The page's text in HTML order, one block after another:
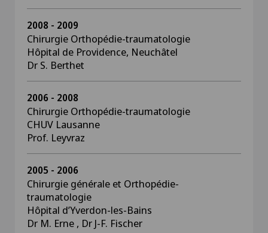
2008 - 2009
Chirurgie Orthopédie-traumatologie
Hôpital de Providence, Neuchâtel
Dr S. Berthet
2006 - 2008
Chirurgie Orthopédie-traumatologie
CHUV Lausanne
Prof. Leyvraz
2005 - 2006
Chirurgie générale et Orthopédie-
traumatologie
Hôpital d’Yverdon-les-Bains
Dr M. Erne , Dr J-F. Fischer